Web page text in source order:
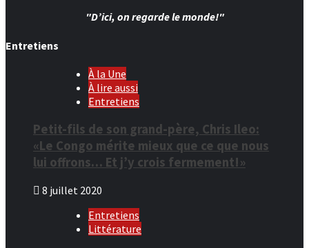
"D’ici, on regarde le monde!"
Entretiens
À la Une
À lire aussi
Entretiens
Petit-fils de son grand-père, Chris Ileo:
«Le Congo mérite mieux que ce que nous
lui offrons… Et j’y crois fermement!»
8 juillet 2020
Entretiens
Littérature